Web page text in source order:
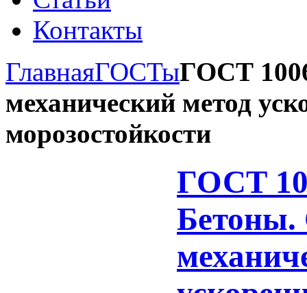
Контакты
ГлавнаяГОСТыГОСТ
механический метод
морозостойкости
ГОСТ
Бетоны.